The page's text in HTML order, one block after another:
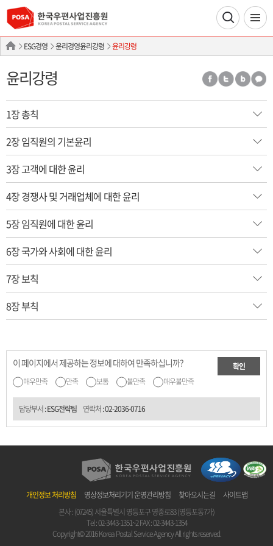
ESG경영 윤리경영윤리강령 윤리강령
윤리강령
1장 총칙
2장 임직원의 기본윤리
3장 고객에 대한 윤리
4장 경쟁사 및 거래업체에 대한 윤리
5장 임직원에 대한 윤리
6장 국가와 사회에 대한 윤리
7장 보칙
8장 부칙
이 페이지에서 제공하는 정보에 대하여 만족하십니까?
매우만족 만족 보통 불만족 매우불만족
확인
담당부서: ESG전략팀 연락처:02-2036-0716
개인정보 처리방침 영상정보처리기기 운영관리방침 찾아오시는길
사이트맵
본사 : (07245) 서울특별시 영등포구 영중로83 (영등포동7가)
Tel :02-3443-1351~2FAX : 02-3443-1354
Copyright© 2016 Korea Postal Service Agency All rights reserved.